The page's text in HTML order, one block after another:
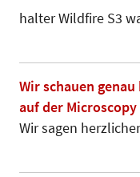
halter Wildfire S3
Wir schauen
auf der
Wir sagen